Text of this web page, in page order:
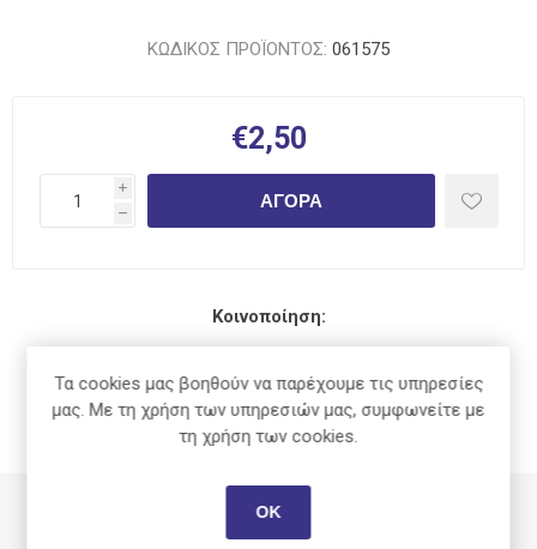
ΚΩΔΙΚΟΣ ΠΡΟΪΟΝΤΟΣ: 061575
€2,50
i
h
ΑΓΟΡΆ
Κοινοποίηση:
ΠΕΡΙΓΡΑΦΉ
Με αποσπώμενη λαβή
Τα cookies μας βοηθούν να παρέχουμε τις υπηρεσίες
μας. Με τη χρήση των υπηρεσιών μας, συμφωνείτε με
τη χρήση των cookies.
ΟΚ